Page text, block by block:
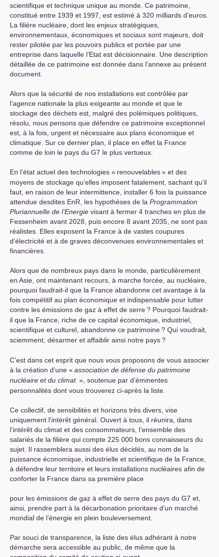
scientifique et technique unique au monde. Ce patrimoine,
constitué entre 1939 et 1997, est estimé à 320 milliards d’euros.
La filière nucléaire, dont les enjeux stratégiques,
environnementaux, économiques et sociaux sont majeurs, doit
rester pilotée par les pouvoirs publics et portée par une
entreprise dans laquelle l’Etat est décisionnaire. Une description
détaillée de ce patrimoine est donnée dans l’annexe au présent
document.
Alors que la sécurité de nos installations est contrôlée par
l’agence nationale la plus exigeante au monde et que le
stockage des déchets est, malgré des polémiques politiques,
résolu, nous pensons que défendre ce patrimoine exceptionnel
est, à la fois, urgent et nécessaire aux plans économique et
climatique. Sur ce dernier plan, il place en effet la France
comme de loin le pays du G7 le plus vertueux.
En l’état actuel des technologies « renouvelables» et des
moyens de stockage qu’elles imposent fatalement, sachant qu’il
faut, en raison de leur intermittence, installer 6 fois la puissance
attendue desdites EnR, les hypothèses de la Programmation
Pluriannuelle de l’Energie visant à fermer 4 tranches en plus de
Fessenheim avant 2028, puis encore 8 avant 2035, ne sont pas
réalistes. Elles exposent la France à de vastes coupures
d’électricité et à de graves déconvenues environnementales et
financières.
Alors que de nombreux pays dans le monde, particulièrement
en Asie, ont maintenant recours, à marche forcée, au nucléaire,
pourquoi faudrait-il que la France abandonne cet avantage à la
fois compétitif au plan économique et indispensable pour lutter
contre les émissions de gaz à effet de serre? Pourquoi faudrait-
il que la France, riche de ce capital économique, industriel,
scientifique et culturel, abandonne ce patrimoine? Qui voudrait,
sciemment, désarmer et affaiblir ainsi notre pays?
C’est dans cet esprit que nous vous proposons de vous associer
à la création d’une « association de défense du patrimoine
nucléaire et du climat », soutenue par d’éminentes
personnalités dont vous trouverez ci-après la liste.
Ce collectif, de sensibilités et horizons très divers, vise
uniquement l’intérêt général. Ouvert à tous, il réunira, dans
l’intérêt du climat et des consommateurs, l’ensemble des
salariés de la filière qui compte 225 000 bons connaisseurs du
sujet. Il rassemblera aussi des élus décidés, au nom de la
puissance économique, industrielle et scientifique de la France,
à défendre leur territoire et leurs installations nucléaires afin de
conforter la France dans sa première place
pour les émissions de gaz à effet de serre des pays du G7 et,
ainsi, prendre part à la décarbonation prioritaire d’un marché
mondial de l’énergie en plein bouleversement.
Par souci de transparence, la liste des élus adhérant à notre
démarche sera accessible au public, de même que la